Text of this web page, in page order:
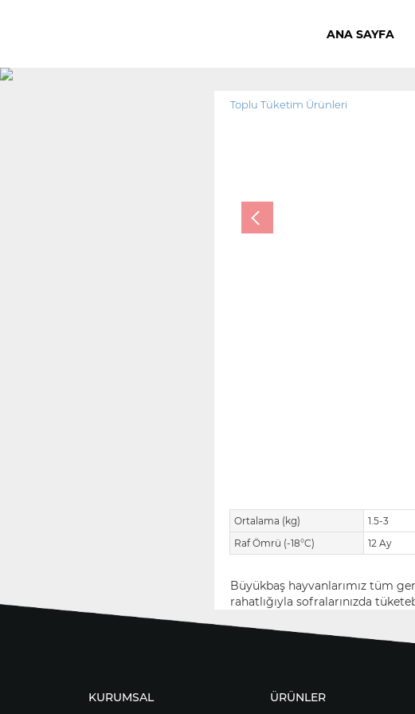
ANA SAYFA
Toplu Tüketim Ürünleri
Ortalama (kg) 1.5-3
Raf Ömrü (-18°C)
12 Ay
Büyükbaş hayvanlarımız tüm
rahatlığıyla sofralarınızda
KURUMSAL ÜRÜNLER